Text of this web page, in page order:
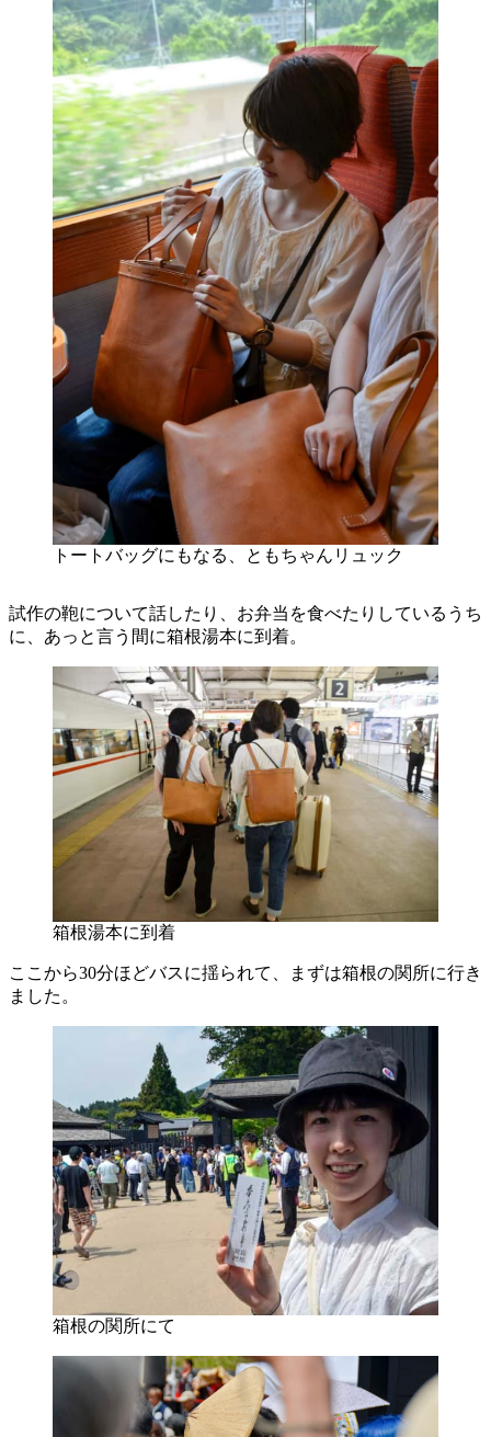
トートバッグにもなる、ともちゃんリュック
試作の鞄について話したり、お弁当を食べたりしているうち
に、あっと言う間に箱根湯本に到着。
箱根湯本に到着
ここから30分ほどバスに揺られて、まずは箱根の関所に行き
ました。
箱根の関所にて